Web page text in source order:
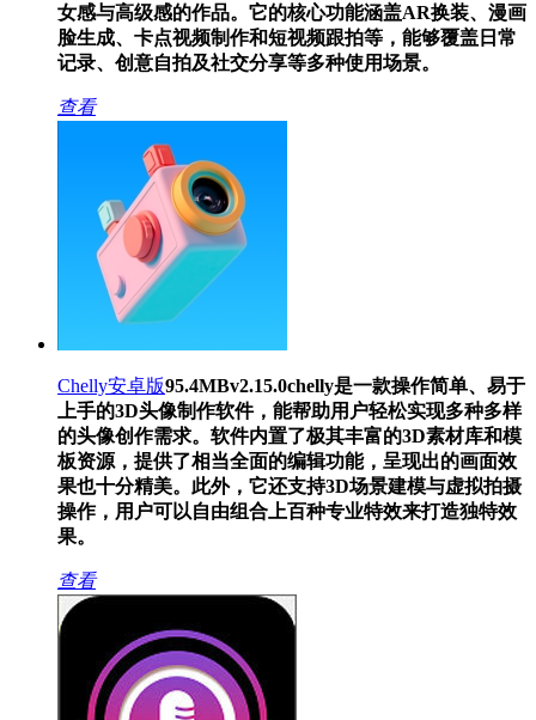
女感与高级感的作品。它的核心功能涵盖AR换装、漫画
脸生成、卡点视频制作和短视频跟拍等，能够覆盖日常
记录、创意自拍及社交分享等多种使用场景。
查看
Chelly安卓版95.4MBv2.15.0chelly是一款操作简单、易于
上手的3D头像制作软件，能帮助用户轻松实现多种多样
的头像创作需求。软件内置了极其丰富的3D素材库和模
板资源，提供了相当全面的编辑功能，呈现出的画面效
果也十分精美。此外，它还支持3D场景建模与虚拟拍摄
操作，用户可以自由组合上百种专业特效来打造独特效
果。
查看